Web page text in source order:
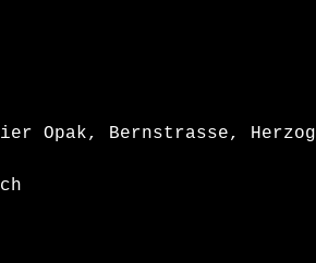
Opak, Bernstrasse,